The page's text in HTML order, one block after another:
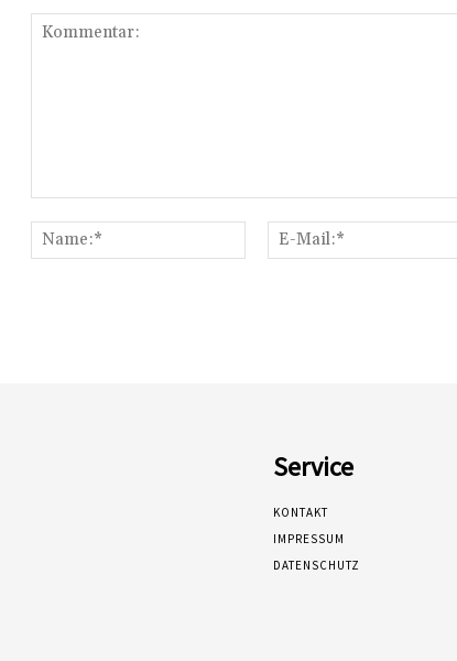
Name:*
Service
KONTAKT
IMPRESSUM
DATENSCHUTZ